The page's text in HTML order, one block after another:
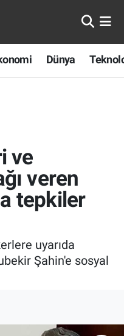
Dünya
ve
veren
tepkiler
uyarıda
Şahin'e sosyal
Fikstür